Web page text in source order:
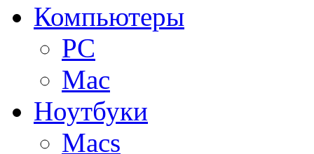
Компьютеры
PC
Mac
Ноутбуки
Macs